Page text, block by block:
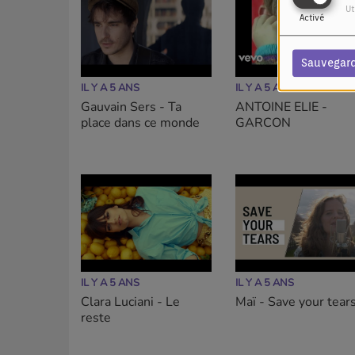
Activé
IL Y A 5 ANS
Gauvain Sers - Ta
place dans ce monde
IL Y A 5 ANS
ANTOINE ELIE -
GARCON
IL Y A 5 ANS
Clara Luciani - Le
reste
IL Y A 5 ANS
Maï - Save your tears